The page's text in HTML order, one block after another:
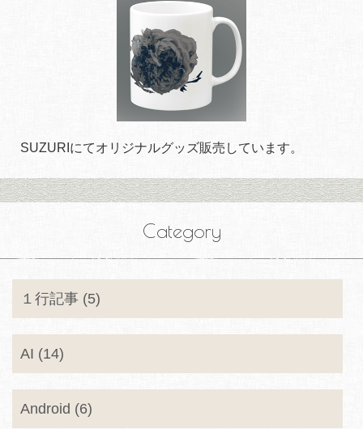
SUZURIにてオリジナルグッズ販売しています。
Category
１行記事 (5)
AI (14)
Android (6)